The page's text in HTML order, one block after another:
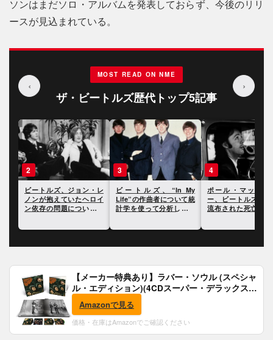
ソンはまだソロ・アルバムを発表しておらず、今後のリリ
ースが見込まれている。
‹
MOST READ ON NME
ザ・ビートルズ歴代トップ5記事
›
2
ビートルズ、ジョン・レ
ノンが抱えていたヘロイ
ン依存の問題についての
3
ビートルズ、“In My
Life”の作曲者について統
計学を使って分析した研
4
ポール・マッカー
ー、ビートルズ解
流布された死亡説
【メーカー特典あり】ラバー・ソウル (スペシャ
ル・エディション)(4CDスーパー・デラックス)
(完全生産限定盤)(SHM-CD)(特典:B2ポスター付)
Amazonで見る
価格・在庫はAmazonでご確認ください